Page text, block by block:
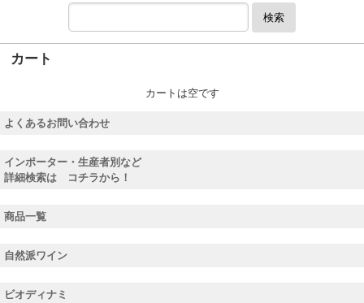
検索
カート
カートは空です
よくあるお問い合わせ
インポーター・生産者別など
詳細検索は コチラから！
商品一覧
自然派ワイン
ビオディナミ